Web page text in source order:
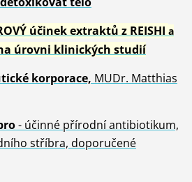
účinek extraktů z REISHI a
úrovni klinických studií
korporace, MUDr. Matthias
- účinné přírodní antibiotikum,
stříbra, doporučené